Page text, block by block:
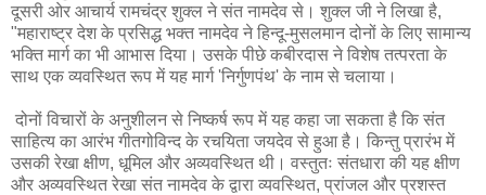
दूसरी ओर आचार्य रामचंद्र शुक्ल ने संत नामदेव से। शुक्ल जी ने लिखा है,
"महाराष्ट्र देश के प्रसिद्ध भक्त नामदेव ने हिन्दू-मुसलमान दोनों के लिए सामान्य
भक्ति मार्ग का भी आभास दिया। उसके पीछे कबीरदास ने विशेष तत्परता के
साथ एक व्यवस्थित रूप में यह मार्ग 'निर्गुणपंथ' के नाम से चलाया।
दोनों विचारों के अनुशीलन से निष्कर्ष रूप में यह कहा जा सकता है कि संत
साहित्य का आरंभ गीतगोविन्द के रचयिता जयदेव से हुआ है। किन्तु प्रारंभ में
उसकी रेखा क्षीण, धूमिल और अव्यवस्थित थी। वस्तुतः संतधारा की यह क्षीण
और अव्यवस्थित रेखा संत नामदेव के द्वारा व्यवस्थित, प्रांजल और प्रशस्त